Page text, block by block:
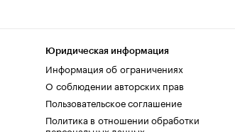
Юридическая информация
Информация об ограничениях
О соблюдении авторских прав
Пользовательское соглашение
Политика в отношении обработки